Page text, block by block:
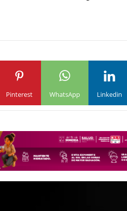
Pinterest WhatsApp Linkedin